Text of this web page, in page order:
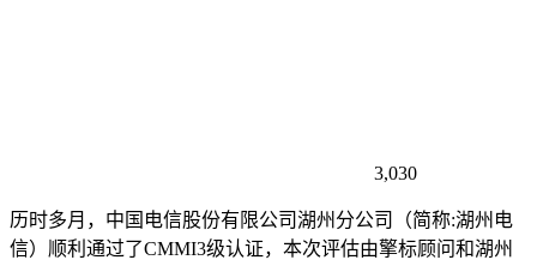
3,030
历时多月，中国电信股份有限公司湖州分公司（简称:湖州电
信）顺利通过了CMMI3级认证，本次评估由擎标顾问和湖州